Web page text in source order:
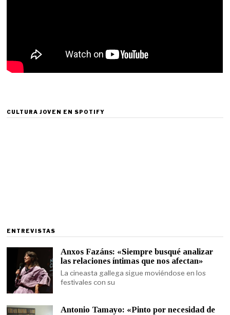
CULTURA JOVEN EN SPOTIFY
ENTREVISTAS
Anxos Fazáns: «Siempre busqué analizar
las relaciones íntimas que nos afectan»
La cineasta gallega sigue moviéndose en los
festivales con su
Antonio Tamayo: «Pinto por necesidad de